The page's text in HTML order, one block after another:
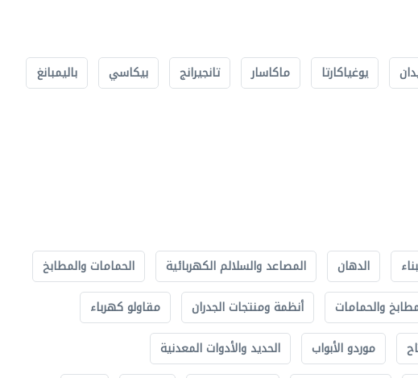
يوغياكارتا ماكاسار تانجيرانج بيكاسي باليمبانغ
الدهان المصاعد والسلالم الكهربائية
الحمامات والمطابخ
والحمامات أنظمة ومنتجات الجدران
مقاولو كهرباء
موردو الأبواب
الحديد والأدوات المعدنية